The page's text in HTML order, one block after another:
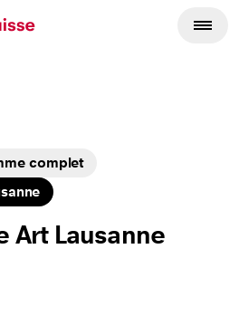
complet
Art Lausanne